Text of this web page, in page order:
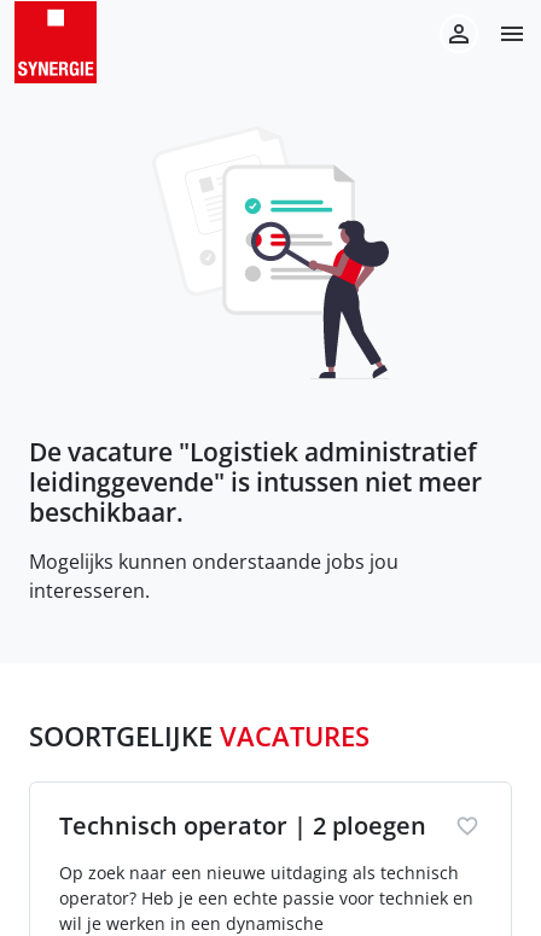
De vacature "Logistiek administratief
leidinggevende" is intussen niet meer
beschikbaar.
Mogelijks kunnen onderstaande jobs jou
interesseren.
SOORTGELIJKE VACATURES
Technisch operator | 2 ploegen
Op zoek naar een nieuwe uitdaging als technisch
operator? Heb je een echte passie voor techniek en
wil je werken in een dynamische